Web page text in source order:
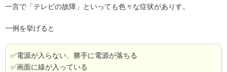
一言で「テレビの故障」といっても色々な症状がありす。
一例を挙げると
✅電源が入らない、勝手に電源が落ちる
✅画面に線が入っている